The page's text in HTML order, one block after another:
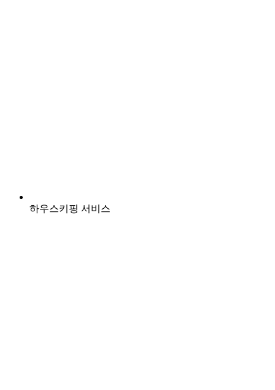
하우스키핑 서비스